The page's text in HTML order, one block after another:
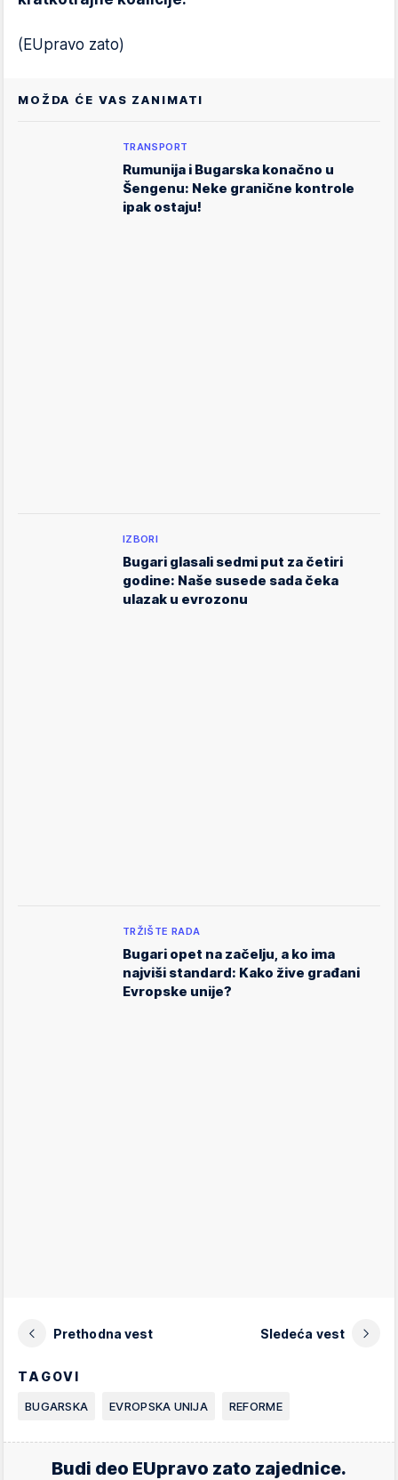
(EUpravo zato)
MOŽDA ĆE VAS ZANIMATI
TRANSPORT
Rumunija i Bugarska konačno u
Šengenu: Neke granične kontrole
ipak ostaju!
IZBORI
Bugari glasali sedmi put za četiri
godine: Naše susede sada čeka
ulazak u evrozonu
TRŽIŠTE RADA
Bugari opet na začelju, a ko ima
najviši standard: Kako žive građani
Evropske unije?
Prethodna vest Sledeća vest
TAGOVI
BUGARSKA EVROPSKA UNIJA REFORME
Budi deo EUpravo zato zajednice.